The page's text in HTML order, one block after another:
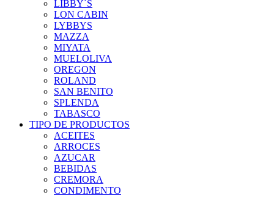
LIBBY´S
LON CABIN
LYBBYS
MAZZA
MIYATA
MUELOLIVA
OREGON
ROLAND
SAN BENITO
SPLENDA
TABASCO
TIPO DE PRODUCTOS
ACEITES
ARROCES
AZUCAR
BEBIDAS
CREMORA
CONDIMENTO